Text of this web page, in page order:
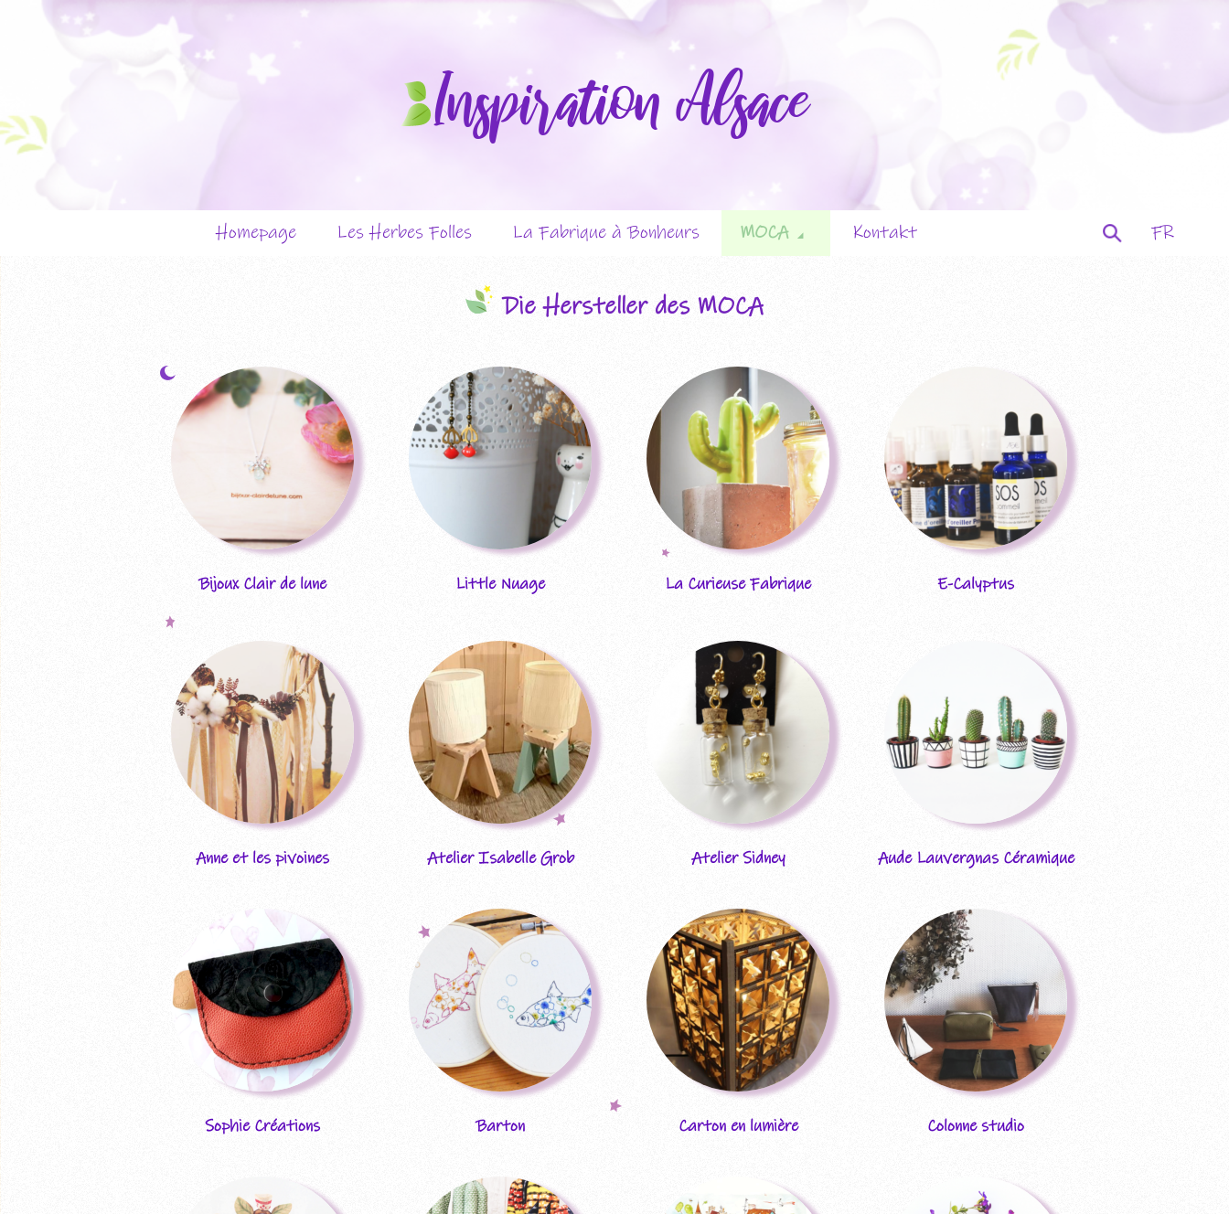
Inspiration Alsace
Springe
zum
Homepage
Les Herbes Folles
Veranstaltungen
La Fabrique à Bonheurs
Die Hersteller
MOCA
Veranstaltungen
vorherige Ausgabe
Kontakt FR
Suchen
nach:
Die Hersteller des MOCA
Bijoux Clair de lune Little Nuage La Curieuse Fabrique E-Calyptus
Anne et les pivoines Atelier Isabelle Grob Atelier Sidney Aude Lauvergnas Céramique
Sophie Créations Barton Carton en lumière Colonne studio